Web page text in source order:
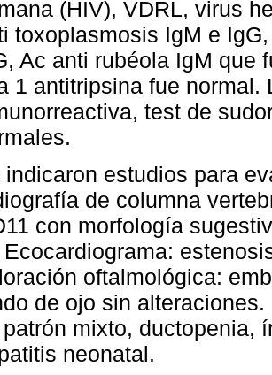
(HIV), VDRL, virus
toxoplasmosis IgM e
Ac anti rubéola IgM que
1 antitripsina fue
test de
indicaron estudios para
de columna
con morfología
Ecocardiograma:
oftalmológica:
de ojo sin
mixto, ductopenia,
neonatal.